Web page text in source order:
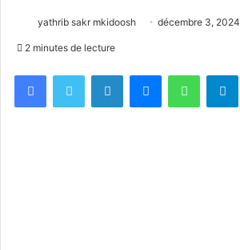
yathrib sakr mkidoosh décembre 3, 2024
2 minutes de lecture